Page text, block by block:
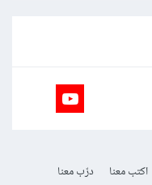
اكتب معنا
درّب معنا